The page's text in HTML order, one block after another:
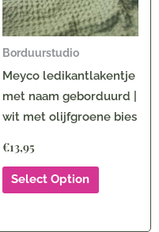
Borduurstudio
Meyco ledikantlakentje
met naam geborduurd |
wit met olijfgroene bies
€13,95
Select Option